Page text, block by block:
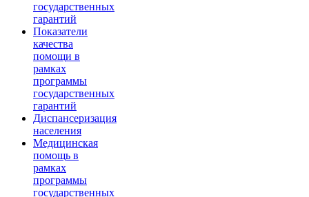
государственных
гарантий
Показатели
качества
помощи в
рамках
программы
государственных
гарантий
Диспансеризация
населения
Медицинская
помощь в
рамках
программы
государственных